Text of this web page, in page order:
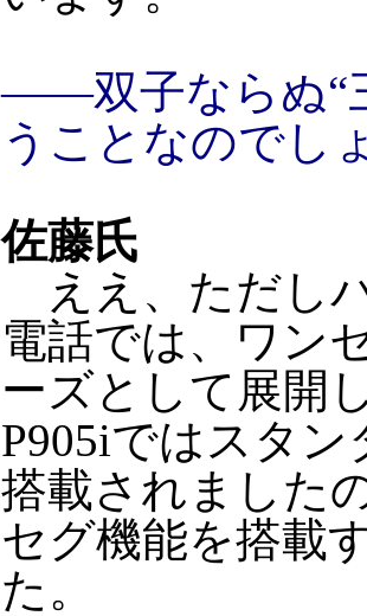
――双子ならぬ“
うことなのでし
佐藤氏
ええ、ただし
電話では、ワン
ーズとして展開
P905iではスタ
搭載されました
セグ機能を搭載
た。